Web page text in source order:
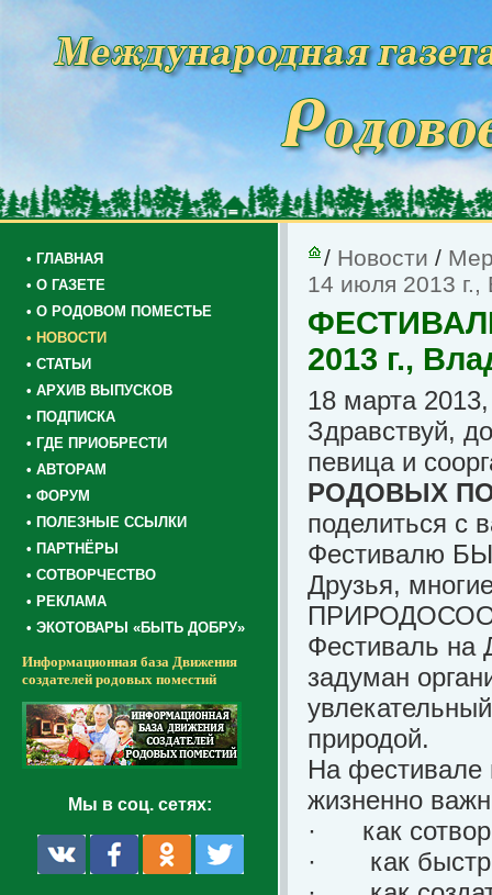
• ГЛАВНАЯ
• О ГАЗЕТЕ
• О РОДОВОМ ПОМЕСТЬЕ
• НОВОСТИ
• СТАТЬИ
• АРХИВ ВЫПУСКОВ
• ПОДПИСКА
• ГДЕ ПРИОБРЕСТИ
• АВТОРАМ
• ФОРУМ
• ПОЛЕЗНЫЕ ССЫЛКИ
• ПАРТНЁРЫ
• СОТВОРЧЕСТВО
• РЕКЛАМА
• ЭКОТОВАРЫ «БЫТЬ ДОБРУ»
Информационная база Движения
создателей родовых поместий
Мы в соц. сетях:
/ Новости /
14 июля 2013 г.,
2013 г.,
18 марта
Здравствуй,
певица и
РОДОВЫХ
поделиться с
Фестивалю
Друзья,
Фестиваль на
задуман
природой.
На фестивале
жизненно
·
как
·
как